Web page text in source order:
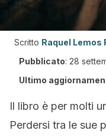
Scritto Raquel Lemos
Pubblicato: 28
Ultimo
Il libro è per molti
Perdersi tra le sue